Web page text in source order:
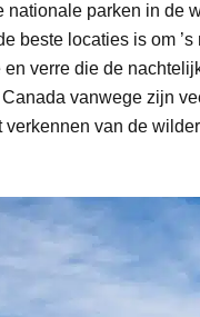
parken in de
beste locaties is om
verre die de
vanwege zijn
van de